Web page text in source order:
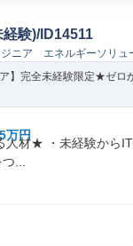
経験)/ID14511
ニア エネルギーソリュ
ア】完全未経験限定★ゼロ
万円
材★ ・未経験から
...